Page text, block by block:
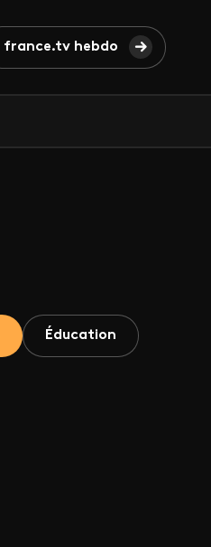
france.tv hebdo
Éducation